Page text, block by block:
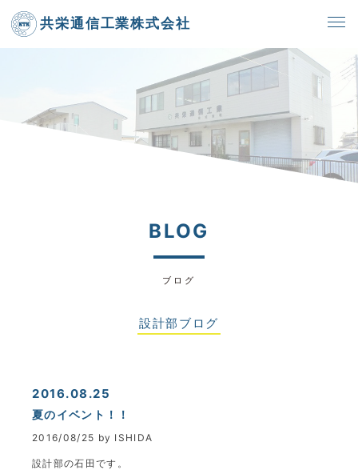
共栄通信工業株式会社
BLOG
ブログ
設計部ブログ
2016.08.25
夏のイベント！！
2016/08/25 by ISHIDA
設計部の石田です。